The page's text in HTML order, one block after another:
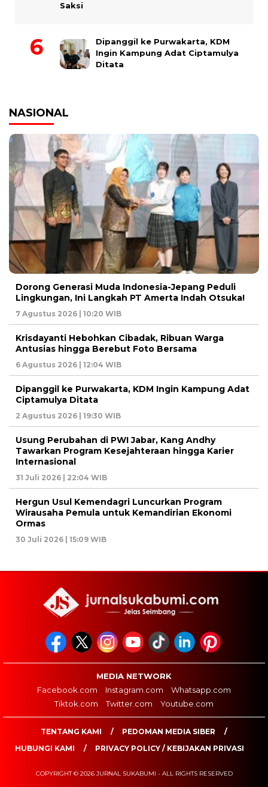
Saksi
Dipanggil ke Purwakarta, KDM
Ingin Kampung Adat Ciptamulya
Ditata
NASIONAL
Dorong Generasi Muda Indonesia-Jepang Peduli
Lingkungan, Ini Langkah PT Amerta Indah Otsuka!
7 Agustus 2026 | 10:20 WIB
Krisdayanti Hebohkan Cibadak, Ribuan Warga
Antusias hingga Berebut Foto Bersama
6 Agustus 2026 | 12:04 WIB
Dipanggil ke Purwakarta, KDM Ingin Kampung Adat
Ciptamulya Ditata
2 Agustus 2026 | 19:30 WIB
Usung Perubahan di PWI Jabar, Kang Andhy
Tawarkan Program Kesejahteraan hingga Karier
Internasional
31 Juli 2026 | 22:04 WIB
Hergun Usul Kemendagri Luncurkan Program
Wirausaha Pemula untuk Kemandirian Ekonomi
Ormas
30 Juli 2026 | 15:09 WIB
MEDIA NETWORK
Facebook.com
Instagram.com
Whatsapp.com
Tiktok.com
Twitter.com Youtube.com
TENTANG KAMI
PEDOMAN MEDIA SIBER
HUBUNGI KAMI
PRIVACY POLICY / KEBIJAKAN PRIVASI
COPYRIGHT © 2026 JURNAL SUKABUMI - ALL RIGHTS RESERVED